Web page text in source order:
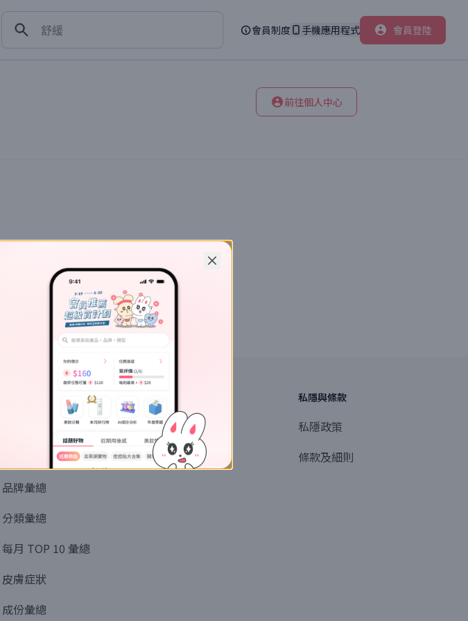
舒緩
會員制度 手機應用程式 會員登陸
前往個人中心
品牌彙總
分類彙總
每月 TOP 10 彙總
皮膚症狀
成份彙總
探索
商業或媒體聯絡
產品提名
私隱與條款
私隱政策
條款及細則